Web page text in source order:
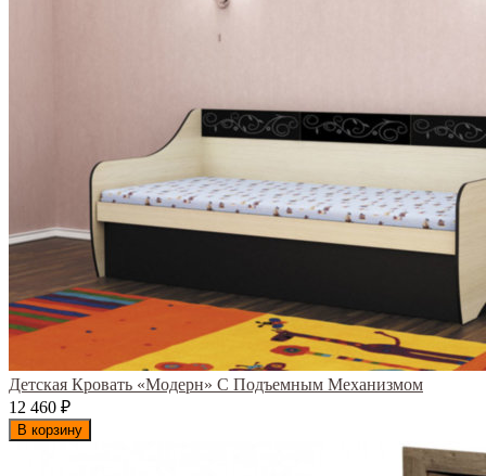
Детская Кровать «Модерн» С Подъемным Механизмом
12 460 ₽
В корзину